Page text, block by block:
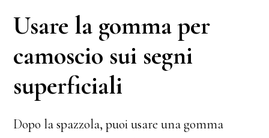
Usare la gomma per
camoscio sui segni
superficiali
Dopo la spazzola, puoi usare una gomma